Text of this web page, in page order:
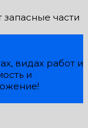
части
видах работ и
и